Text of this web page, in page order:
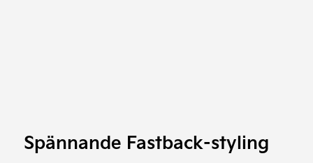
Spännande Fastback-styling